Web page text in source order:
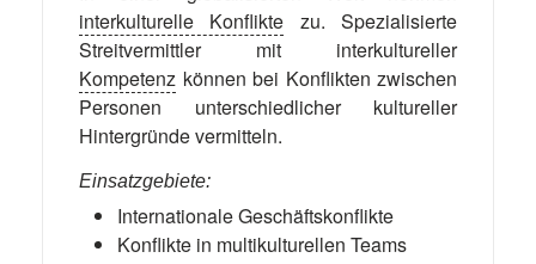
interkulturelle Konflikte zu. Spezialisierte
Streitvermittler mit interkultureller
Kompetenz können bei Konflikten zwischen
Personen unterschiedlicher kultureller
Hintergründe vermitteln.
Einsatzgebiete:
Internationale Geschäftskonflikte
Konflikte in multikulturellen Teams